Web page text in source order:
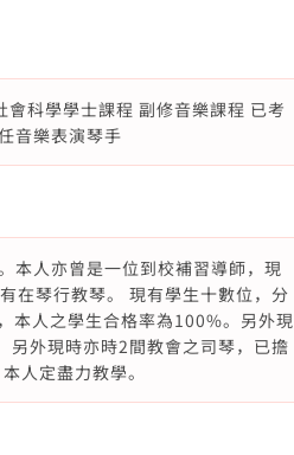
科學學士課程 副修音樂課程 已考
音樂表演琴手
本人亦曾是一位到校補習導師，現
在琴行教琴。 現有學生十數位，分
本人之學生合格率為100%。另外現
另外現時亦時2間教會之司琴，已擔
人定盡力教學。